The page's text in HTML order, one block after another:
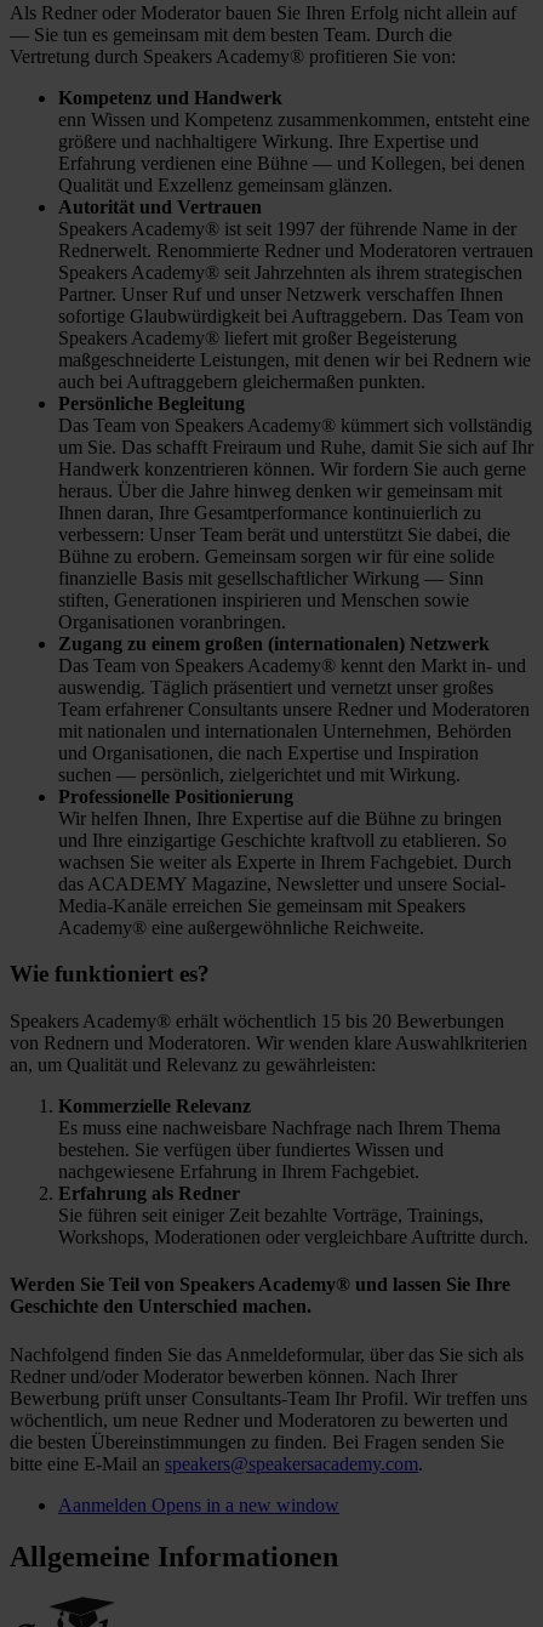
Als Redner oder Moderator bauen Sie Ihren Erfolg nicht allein auf
— Sie tun es gemeinsam mit dem besten Team. Durch die
Vertretung durch Speakers Academy® profitieren Sie von:
Kompetenz und Handwerk
enn Wissen und Kompetenz zusammenkommen, entsteht eine
größere und nachhaltigere Wirkung. Ihre Expertise und
Erfahrung verdienen eine Bühne — und Kollegen, bei denen
Qualität und Exzellenz gemeinsam glänzen.
Autorität und Vertrauen
Speakers Academy® ist seit 1997 der führende Name in der
Rednerwelt. Renommierte Redner und Moderatoren vertrauen
Speakers Academy® seit Jahrzehnten als ihrem strategischen
Partner. Unser Ruf und unser Netzwerk verschaffen Ihnen
sofortige Glaubwürdigkeit bei Auftraggebern. Das Team von
Speakers Academy® liefert mit großer Begeisterung
maßgeschneiderte Leistungen, mit denen wir bei Rednern wie
auch bei Auftraggebern gleichermaßen punkten.
Persönliche Begleitung
Das Team von Speakers Academy® kümmert sich vollständig
um Sie. Das schafft Freiraum und Ruhe, damit Sie sich auf Ihr
Handwerk konzentrieren können. Wir fordern Sie auch gerne
heraus. Über die Jahre hinweg denken wir gemeinsam mit
Ihnen daran, Ihre Gesamtperformance kontinuierlich zu
verbessern: Unser Team berät und unterstützt Sie dabei, die
Bühne zu erobern. Gemeinsam sorgen wir für eine solide
finanzielle Basis mit gesellschaftlicher Wirkung — Sinn
stiften, Generationen inspirieren und Menschen sowie
Organisationen voranbringen.
Zugang zu einem großen (internationalen) Netzwerk
Das Team von Speakers Academy® kennt den Markt in- und
auswendig. Täglich präsentiert und vernetzt unser großes
Team erfahrener Consultants unsere Redner und Moderatoren
mit nationalen und internationalen Unternehmen, Behörden
und Organisationen, die nach Expertise und Inspiration
suchen — persönlich, zielgerichtet und mit Wirkung.
Professionelle Positionierung
Wir helfen Ihnen, Ihre Expertise auf die Bühne zu bringen
und Ihre einzigartige Geschichte kraftvoll zu etablieren. So
wachsen Sie weiter als Experte in Ihrem Fachgebiet. Durch
das ACADEMY Magazine, Newsletter und unsere Social-
Media-Kanäle erreichen Sie gemeinsam mit Speakers
Academy® eine außergewöhnliche Reichweite.
Wie funktioniert es?
Speakers Academy® erhält wöchentlich 15 bis 20 Bewerbungen
von Rednern und Moderatoren. Wir wenden klare Auswahlkriterien
an, um Qualität und Relevanz zu gewährleisten:
Kommerzielle Relevanz
Es muss eine nachweisbare Nachfrage nach Ihrem Thema
bestehen. Sie verfügen über fundiertes Wissen und
nachgewiesene Erfahrung in Ihrem Fachgebiet.
Erfahrung als Redner
Sie führen seit einiger Zeit bezahlte Vorträge, Trainings,
Workshops, Moderationen oder vergleichbare Auftritte durch.
Werden Sie Teil von Speakers Academy® und lassen Sie Ihre
Geschichte den Unterschied machen.
Nachfolgend finden Sie das Anmeldeformular, über das Sie sich als
Redner und/oder Moderator bewerben können. Nach Ihrer
Bewerbung prüft unser Consultants-Team Ihr Profil. Wir treffen uns
wöchentlich, um neue Redner und Moderatoren zu bewerten und
die besten Übereinstimmungen zu finden. Bei Fragen senden Sie
bitte eine E-Mail an speakers@speakersacademy.com.
Aanmelden Opens in a new window
Allgemeine Informationen